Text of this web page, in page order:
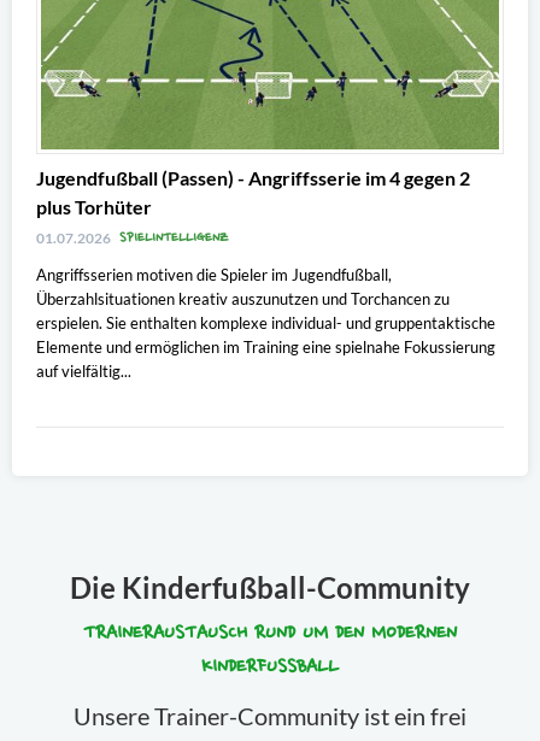
Jugendfußball (Passen) - Angriffsserie im 4 gegen 2
plus Torhüter
01.07.2026 SPIELINTELLIGENZ
Angriffsserien motiven die Spieler im Jugendfußball,
Überzahlsituationen kreativ auszunutzen und Torchancen zu
erspielen. Sie enthalten komplexe individual- und gruppentaktische
Elemente und ermöglichen im Training eine spielnahe Fokussierung
auf vielfältig...
Die Kinderfußball-Community
TRAINERAUSTAUSCH RUND UM DEN MODERNEN
KINDERFUSSBALL
Unsere Trainer-Community ist ein frei